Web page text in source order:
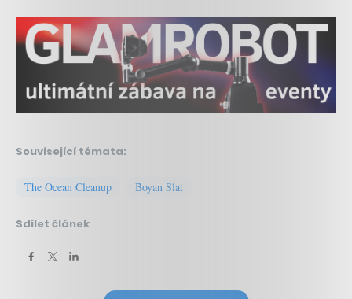
Související témata:
The Ocean Cleanup Boyan Slat
Sdílet článek